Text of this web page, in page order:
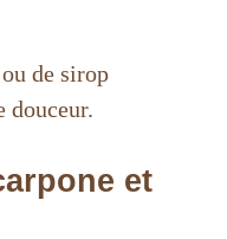
de sirop
douceur.
et